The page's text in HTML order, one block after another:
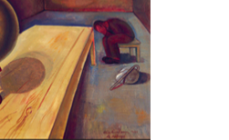
הנחת אתר ספר